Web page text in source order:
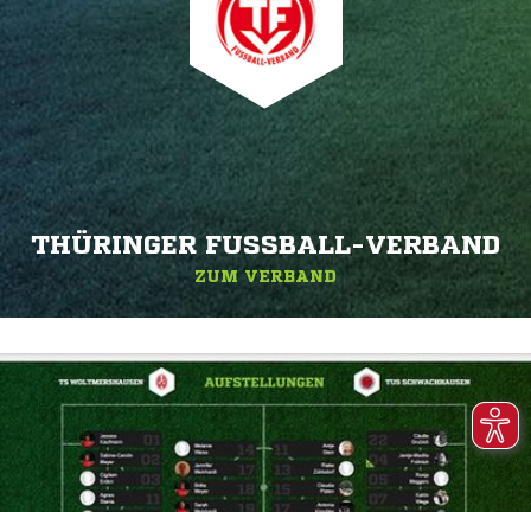
THÜRINGER FUSSBALL-VERBAND
ZUM VERBAND